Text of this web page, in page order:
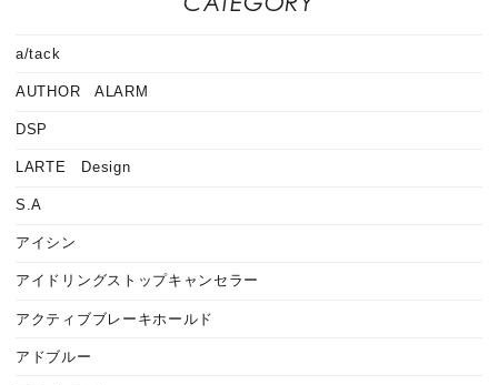
a/tack
AUTHOR ALARM
DSP
LARTE Design
S.A
アイシン
アイドリングストップキャンセラー
アクティブブレーキホールド
アドブルー